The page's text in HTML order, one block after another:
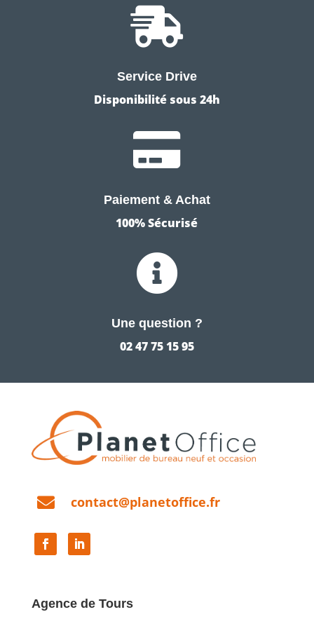

Service Drive
Disponibilité sous 24h

Paiement & Achat
100% Sécurisé

Une question ?
02 47 75 15 95
 contact@planetoffice.fr
Agence de Tours